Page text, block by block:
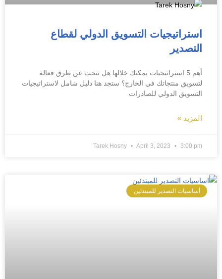
استراتيجيات التسويق الدولي لقطاع
التصدير
أهم 5 استراتيجيات يمكنك خلالها هل تبحث عن طرق فعالة
لتسويق منتجاتك في الخارج؟ ستجد هنا دليل شامل لاستراتيجيات
التسويق الدولي للصادرات
المزيد »
Tarek Hosny April 3, 2023 3:00 pm
أساسيات التصدير للمبتدئين